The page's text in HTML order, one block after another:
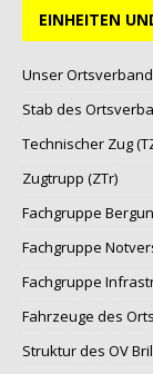
EINHEITEN
Unser Ortsverband
Stab des
Technischer Zug
Zugtrupp (ZTr)
Fachgruppe
Fachgruppe
Fachgruppe
Fahrzeuge des
Struktur des OV